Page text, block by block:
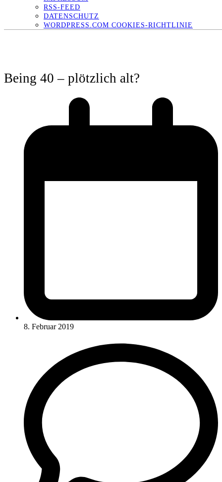
RSS-FEED
DATENSCHUTZ
WORDPRESS.COM COOKIES-RICHTLINIE
Being 40 – plötzlich alt?
8. Februar 2019